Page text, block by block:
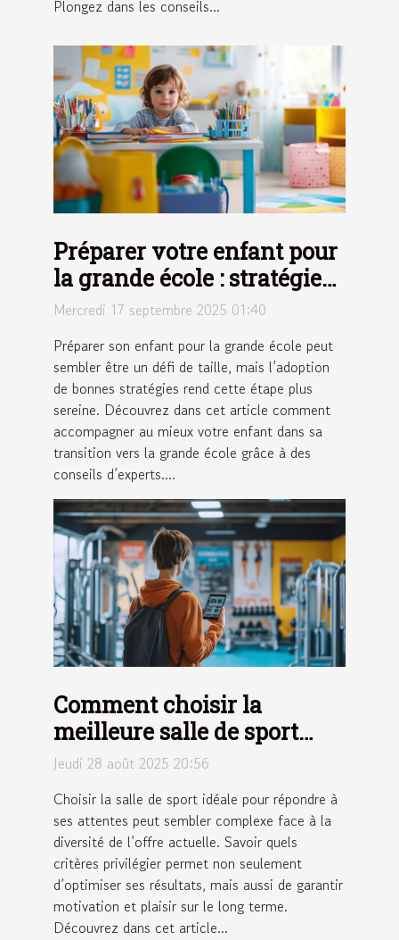
Plongez dans les conseils...
Préparer votre enfant pour
la grande école : stratégies
efficaces
Mercredi 17 septembre 2025 01:40
Préparer son enfant pour la grande école peut
sembler être un défi de taille, mais l’adoption
de bonnes stratégies rend cette étape plus
sereine. Découvrez dans cet article comment
accompagner au mieux votre enfant dans sa
transition vers la grande école grâce à des
conseils d’experts....
Comment choisir la
meilleure salle de sport
pour vos besoins ?
Jeudi 28 août 2025 20:56
Choisir la salle de sport idéale pour répondre à
ses attentes peut sembler complexe face à la
diversité de l’offre actuelle. Savoir quels
critères privilégier permet non seulement
d’optimiser ses résultats, mais aussi de garantir
motivation et plaisir sur le long terme.
Découvrez dans cet article...